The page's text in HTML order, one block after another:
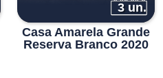
3 un.
Casa Amarela Grande
Reserva Branco 2020